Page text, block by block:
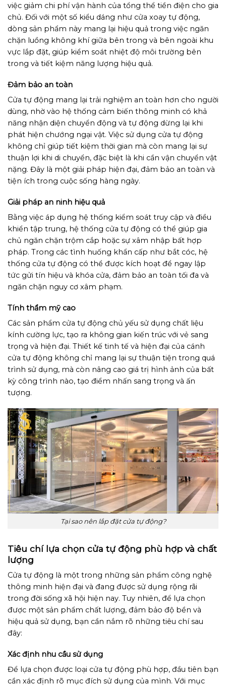
việc giảm chi phí vận hành của tổng thể tiền điện cho gia
chủ. Đối với một số kiểu dáng như cửa xoay tự động,
dòng sản phẩm này mang lại hiệu quả trong việc ngăn
chặn luồng không khí giữa bên trong và bên ngoài khu
vực lắp đặt, giúp kiểm soát nhiệt độ môi trường bên
trong và tiết kiệm năng lượng hiệu quả.
Đảm bảo an toàn
Cửa tự động mang lại trải nghiệm an toàn hơn cho người
dùng, nhờ vào hệ thống cảm biến thông minh có khả
năng nhận diện chuyển động và tự động dừng lại khi
phát hiện chướng ngại vật. Việc sử dụng cửa tự động
không chỉ giúp tiết kiệm thời gian mà còn mang lại sự
thuận lợi khi di chuyển, đặc biệt là khi cần vận chuyển vật
nặng. Đây là một giải pháp hiện đại, đảm bảo an toàn và
tiện ích trong cuộc sống hàng ngày.
Giải pháp an ninh hiệu quả
Bằng việc áp dụng hệ thống kiểm soát truy cập và điều
khiển tập trung, hệ thống cửa tự động có thể giúp gia
chủ ngăn chặn trộm cắp hoặc sự xâm nhập bất hợp
pháp. Trong các tình huống khẩn cấp như bắt cóc, hệ
thống cửa tự động có thể được kích hoạt để ngay lập
tức gửi tín hiệu và khóa cửa, đảm bảo an toàn tối đa và
ngăn chặn nguy cơ xâm phạm.
Tính thẩm mỹ cao
Các sản phẩm cửa tự động chủ yếu sử dụng chất liệu
kính cường lực, tạo ra không gian kiến trúc với vẻ sang
trọng và hiện đại. Thiết kế tinh tế và hiện đại của cánh
cửa tự động không chỉ mang lại sự thuận tiện trong quá
trình sử dụng, mà còn nâng cao giá trị hình ảnh của bất
kỳ công trình nào, tạo điểm nhấn sang trọng và ấn
tượng.
Tại sao nên lắp đặt cửa tự động?
Tiêu chí lựa chọn cửa tự động phù hợp và chất
lượng
Cửa tự động là một trong những sản phẩm công nghệ
thông minh hiện đại và đang được sử dụng rộng rãi
trong đời sống xã hội hiện nay. Tuy nhiên, để lựa chọn
được một sản phẩm chất lượng, đảm bảo độ bền và
hiệu quả sử dụng, bạn cần nắm rõ những tiêu chí sau
đây:
Xác định nhu cầu sử dụng
Để lựa chọn được loại cửa tự động phù hợp, đầu tiên bạn
cần xác định rõ mục đích sử dụng của mình. Với mục